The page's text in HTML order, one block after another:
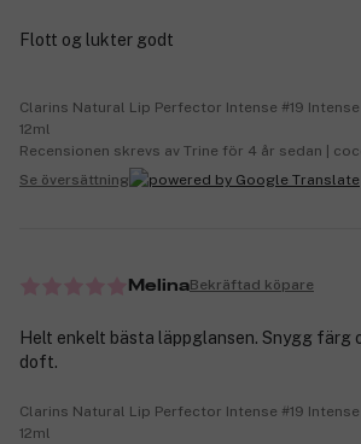
Flott og lukter godt
Clarins Natural Lip Perfector Intense #19
12ml
Recensionen skrevs av Trine för 4 år sedan |
Se översättning
MelinaBekräftad köpare
Helt enkelt bästa läppglansen. Snygg färg
doft.
Clarins Natural Lip Perfector Intense #19
12ml